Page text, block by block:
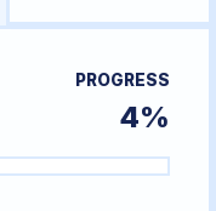
PROGRESS
4%